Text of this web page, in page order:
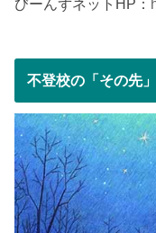
不登校の「その先